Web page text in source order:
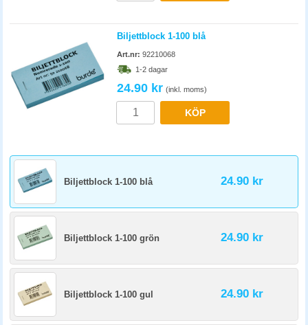
Biljettblock 1-100 blå
Art.nr: 92210068
1-2 dagar
24.90 kr (inkl. moms)
KÖP
Biljettblock 1-100 blå 24.90 kr
Biljettblock 1-100 grön 24.90 kr
Biljettblock 1-100 gul 24.90 kr